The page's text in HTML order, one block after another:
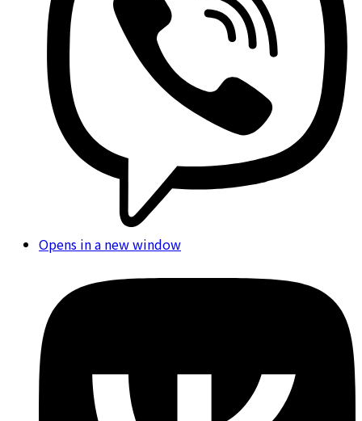
Opens in a new window